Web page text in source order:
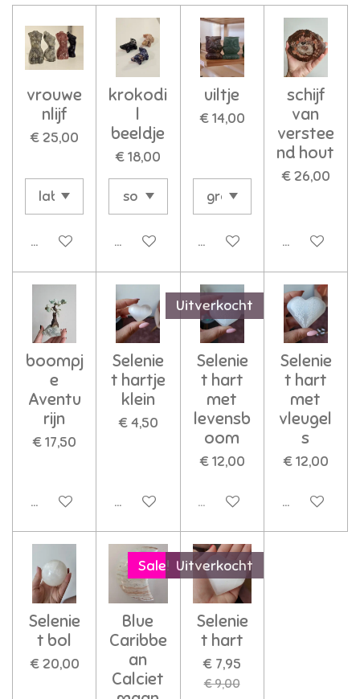
vrouwe
nlijf
€ 25,00
In winkelwagen
krokodi
l
beeldje
€ 18,00
In winkelwagen
uiltje
€ 14,00
In winkelwagen
schijf
van
verstee
nd hout
€ 26,00
In
boompj
e
Aventu
rijn
€ 17,50
In winkelwagen
Selenie
t hartje
klein
€ 4,50
In winkelwagen
Uitverkocht
Selenie
t hart
met
levensb
oom
€ 12,00
Uitverkocht
Selenie
t hart
met
vleugel
s
€ 12,00
In
Selenie
t bol
€ 20,00
Sale!
Blue
Caribbe
an
Calciet
Uitverkocht
Selenie
t hart
€ 7,95
€ 9,00